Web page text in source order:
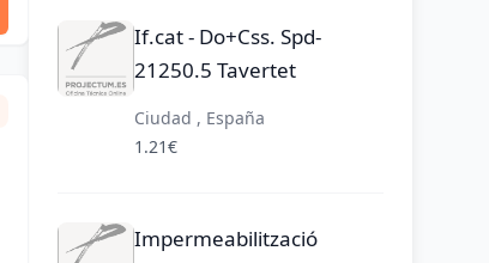
If.cat - Do+Css. Spd-
21250.5 Tavertet
Ciudad , España
1.21€
Impermeabilització